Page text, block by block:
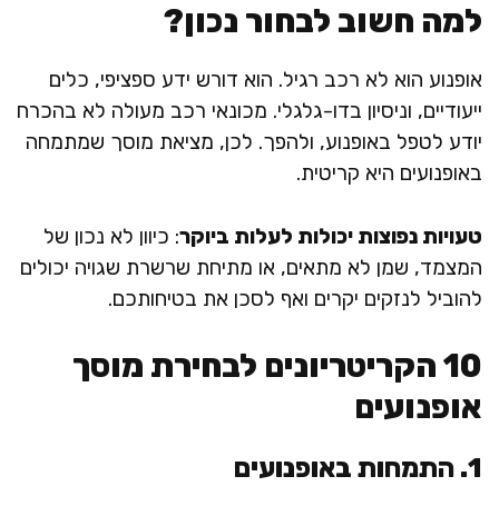
למה חשוב לבחור נכון?
אופנוע הוא לא רכב רגיל. הוא דורש ידע ספציפי, כלים
ייעודיים, וניסיון בדו-גלגלי. מכונאי רכב מעולה לא בהכרח
יודע לטפל באופנוע, ולהפך. לכן, מציאת מוסך שמתמחה
באופנועים היא קריטית.
טעויות נפוצות יכולות לעלות ביוקר: כיוון לא נכון של
המצמד, שמן לא מתאים, או מתיחת שרשרת שגויה יכולים
להוביל לנזקים יקרים ואף לסכן את בטיחותכם.
10 הקריטריונים לבחירת מוסך
אופנועים
1. התמחות באופנועים